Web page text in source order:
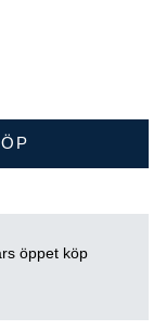
öppet köp